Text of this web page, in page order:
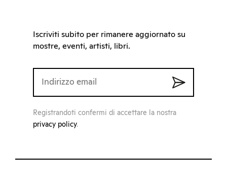
Iscriviti subito per rimanere aggiornato su
mostre, eventi, artisti, libri.
Registrandoti confermi di accettare la nostra
privacy policy.